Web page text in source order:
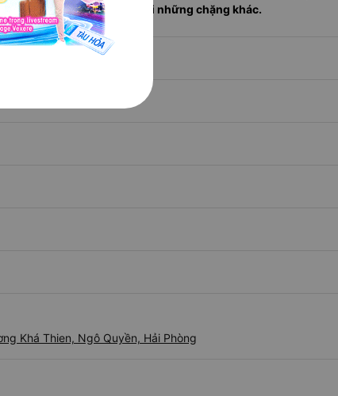
trên Vexere để so sánh với những chặng khác.
Khá Thien, Ngô Quyền, Hải Phòng